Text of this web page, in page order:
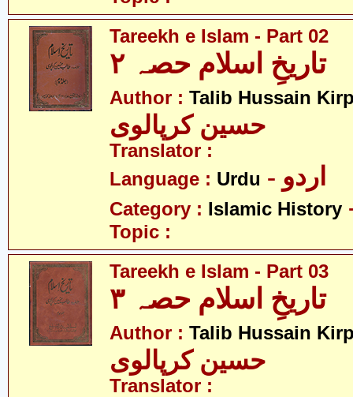
Tareekh e Islam - Part 02
تاریخِ اسلام حصہ ۲
Author : Talib Hussain
حسین کرپالوی
Translator :
Language : Urdu - اردو
Category : Islamic History
Topic :
Tareekh e Islam - Part 03
تاریخِ اسلام حصہ ۳
Author : Talib Hussain
حسین کرپالوی
Translator :